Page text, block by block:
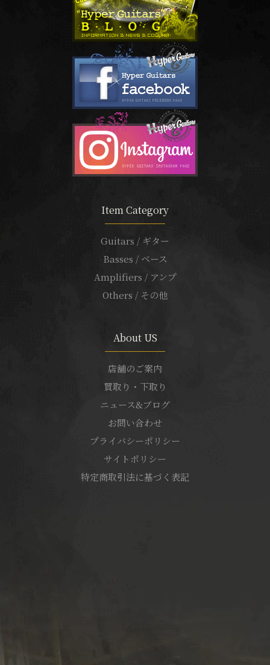
Item Category
Guitars / ギター
Basses / ベース
Amplifiers / アンプ
Others / その他
About US
店舗のご案内
買取り・下取り
ニュース&ブログ
お問い合わせ
プライバシーポリシー
サイトポリシー
特定商取引法に基づく表記